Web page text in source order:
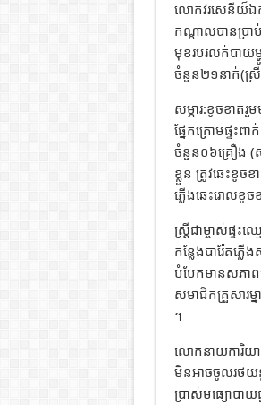
លោកវរសេនីយ៏ឯក
កណ្តាលបានប្រា
មុខរបរលក់បាយម្
ចំនួន២១នាក់(ស្រី
សម្ភារ:ខូចខាត
ផ្នែកក្រោមផ្ទះ
ចំនួន០៦គ្រឿង (ស
ខ្លួន ត្រូវឆេះខូច
ភ្លើងឆេះរោលខូ
ស្ត្រីជាម្ចាស់ផ្ទះ
កន្លែងបារ៉ែតភ្ល
បំបែកមានសភាព
សមាជិកគ្រួសារម្
។
លោកនាយការិយា
មិនអាចចូលរថយន្
ប្រាស់មធ្យោបាយ